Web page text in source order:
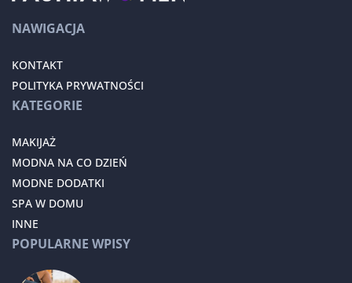
NAWIGACJA
KONTAKT
POLITYKA PRYWATNOŚCI
KATEGORIE
MAKIJAŻ
MODNA NA CO DZIEŃ
MODNE DODATKI
SPA W DOMU
INNE
POPULARNE WPISY